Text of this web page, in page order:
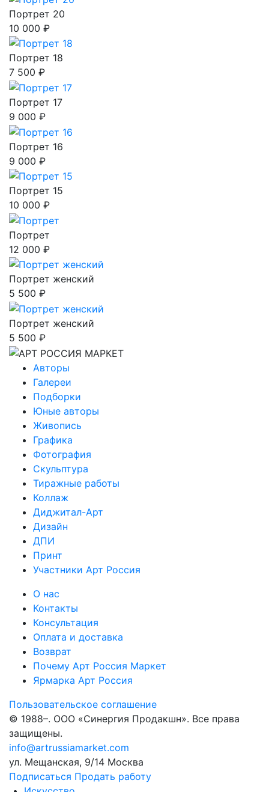
Портрет 20
10 000 ₽
Портрет 18
7 500 ₽
Портрет 17
9 000 ₽
Портрет 16
9 000 ₽
Портрет 15
10 000 ₽
Портрет
12 000 ₽
Портрет женский
5 500 ₽
Портрет женский
5 500 ₽
Авторы
Галереи
Подборки
Юные авторы
Живопись
Графика
Фотография
Скульптура
Тиражные работы
Коллаж
Диджитал-Арт
Дизайн
ДПИ
Принт
Участники Арт Россия
О нас
Контакты
Консультация
Оплата и доставка
Возврат
Почему Арт Россия Маркет
Ярмарка Арт Россия
Пользовательское соглашение
© 1988–. ООО «Синергия Продакшн». Все права
защищены.
info@artrussiamarket.com
ул. Мещанская, 9/14 Москва
Подписаться Продать работу